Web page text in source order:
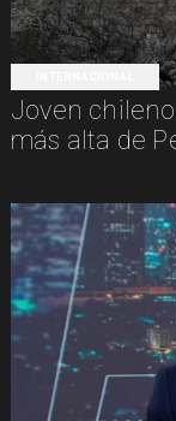
Joven
más alta de